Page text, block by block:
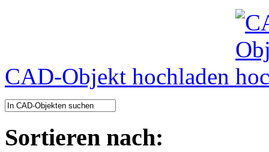
CAD-Objekt hochladen
Sortieren nach: